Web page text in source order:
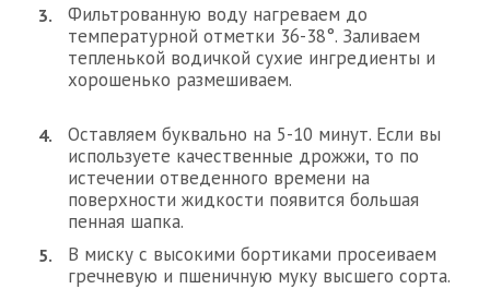
Фильтрованную воду нагреваем до
температурной отметки 36-38°. Заливаем
тепленькой водичкой сухие ингредиенты и
хорошенько размешиваем.
Оставляем буквально на 5-10 минут. Если вы
используете качественные дрожжи, то по
истечении отведенного времени на
поверхности жидкости появится большая
пенная шапка.
В миску с высокими бортиками просеиваем
гречневую и пшеничную муку высшего сорта.